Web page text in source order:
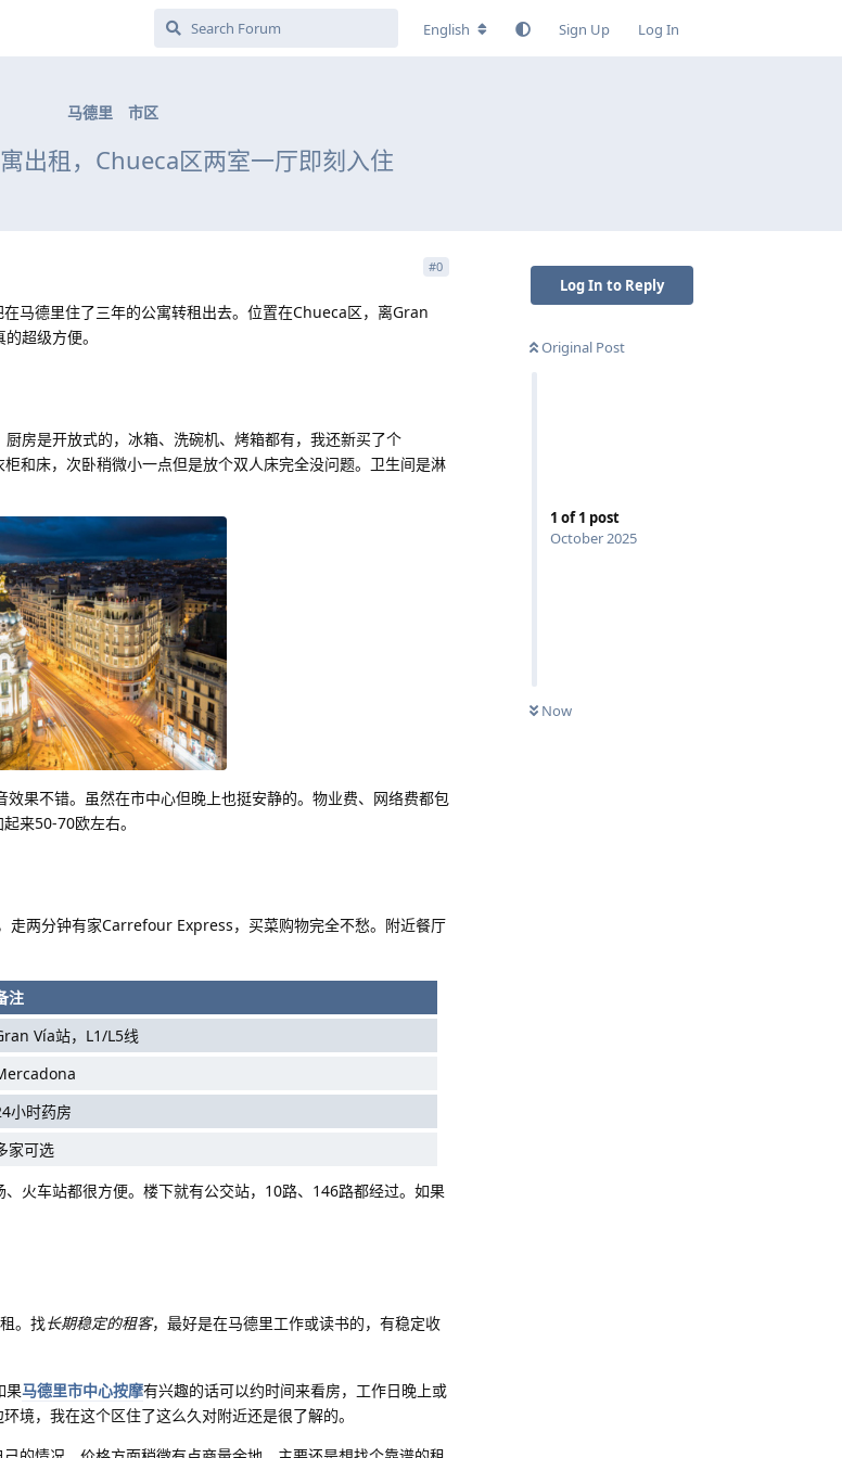
English Sign Up Log In
马德里 市区
出租，Chueca区两室一厅即刻入住
Log In to Reply
Original Post
1 of1 post
October 2025
Now
#0
在马德里住了三年的公寓转租出去。位置在Chueca区，离Gran
超级方便。
房是开放式的，冰箱、洗碗机、烤箱都有，我还新买了个
和床，次卧稍微小一点但是放个双人床完全没问题。卫生间是淋
果不错。虽然在市中心但晚上也挺安静的。物业费、网络费都包
来50-70欧左右。
两分钟有家Carrefour Express，买菜购物完全不愁。附近餐厅
注
Vía站，L1/L5线
小时药房
家可选
火车站都很方便。楼下就有公交站，10路、146路都经过。如果
。找长期稳定的租客，最好是在马德里工作或读书的，有稳定收
果马德里市中心按摩有兴趣的话可以约时间来看房，工作日晚上或
境，我在这个区住了这么久对附近还是很了解的。